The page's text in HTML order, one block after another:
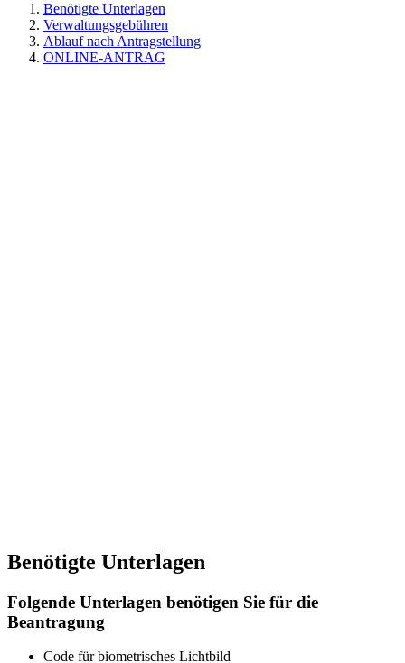
Benötigte Unterlagen
Verwaltungsgebühren
Ablauf nach Antragstellung
ONLINE-ANTRAG
Benötigte Unterlagen
Folgende Unterlagen benötigen Sie für die
Beantragung
Code für biometrisches Lichtbild